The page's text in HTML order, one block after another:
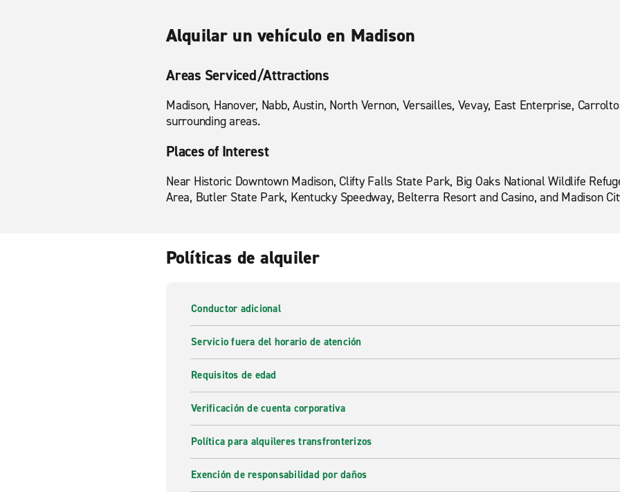
Alquilar un vehículo en Madison
Areas Serviced/Attractions
Madison, Hanover, Nabb, Austin, North Vernon, Versailles, Vevay, East Enterprise,
surrounding areas.
Places of Interest
Near Historic Downtown Madison, Clifty Falls State Park, Big Oaks National Wildlife
Area, Butler State Park, Kentucky Speedway, Belterra Resort and Casino, and Madison
Políticas de alquiler
Conductor adicional
Servicio fuera del horario de atención
Requisitos de edad
Verificación de cuenta corporativa
Política para alquileres transfronterizos
Exención de responsabilidad por daños